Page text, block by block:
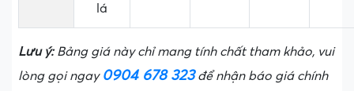
lá
Lưu ý:Bảng giá này chỉ mang tính chất tham khảo, vui
lòng gọi ngay 0904 678 323để nhận báo giá chính